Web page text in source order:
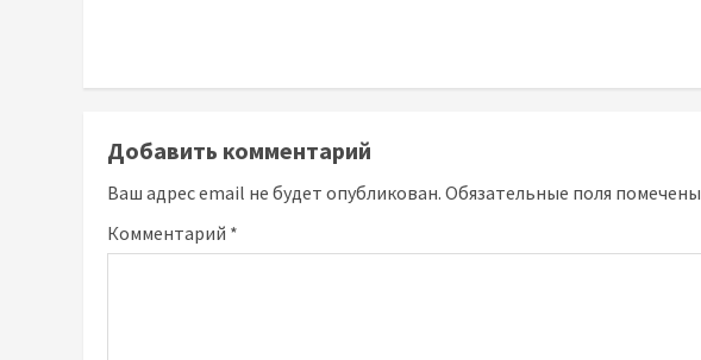
Добавить комментарий
Ваш адрес email не будет опубликован. Обязательные поля помечены
Комментарий *